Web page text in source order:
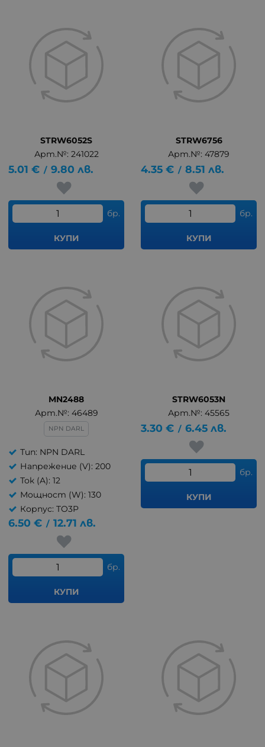
STRW6052S
Арт.№: 241022
5.01 € / 9.80 лв.
бр.
КУПИ
STRW6756
Арт.№: 47879
4.35 € / 8.51 лв.
бр.
КУПИ
MN2488
Арт.№: 46489
NPN DARL
Тип: NPN DARL
Напрежение (V): 200
Ток (A): 12
Мощност (W): 130
Корпус: TO3P
6.50 € / 12.71 лв.
бр.
КУПИ
STRW6053N
Арт.№: 45565
3.30 € / 6.45 лв.
бр.
КУПИ